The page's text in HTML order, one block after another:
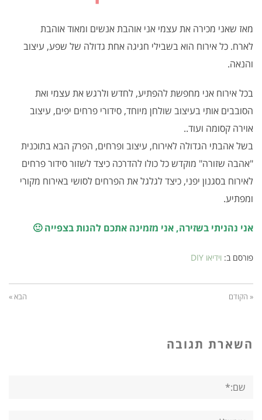
מאז שאני מכירה את עצמי אני אוהבת אנשים ומאוד אוהבת
לארח. כל אירוח הוא בשבילי חגיגה אחת גדולה של שפע, עיצוב
והנאה.
בכל אירוח אני מחפשת להפתיע, לחדש ולרגש את עצמי ואת
הסובבים אותי בעיצוב שולחן מיוחד, סידורי פרחים יפים, עיצוב
אוירה קסומה ועוד..
בשל אהבתי הגדולה לאירוח, עיצוב ופרחים, הפרק הבא בתוכנית
"אהבה שזורה" מוקדש כל כולו להדרכה כיצד לשזור סידור פרחים
לאירוח בסגנון יפני, כיצד לגלגל את הפרחים לסושי באירוח מקורי
ומפתיע.
אני נהניתי בשזירה, אני מזמינה אתכם להנות בצפייה 🙂
פורסם ב: וידיאו DIY
« הקודם הבא »
השארת תגובה